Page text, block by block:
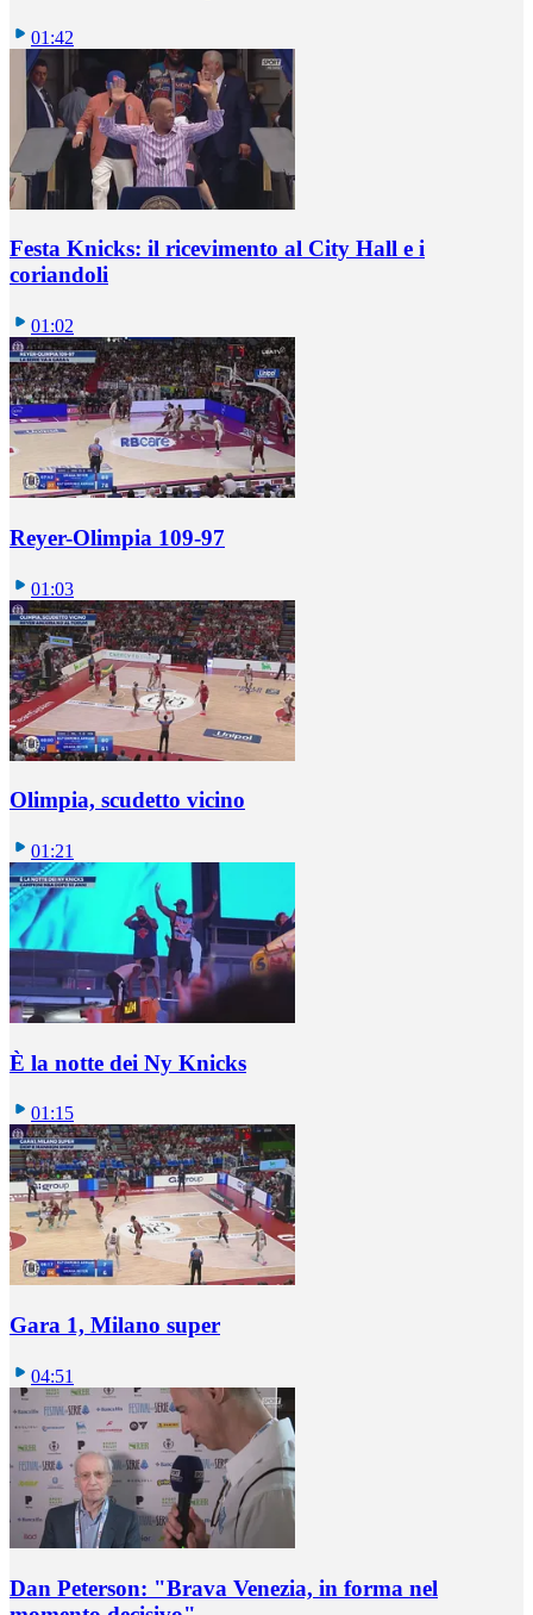
01:42
Festa Knicks: il ricevimento al City Hall e i
coriandoli
01:02
Reyer-Olimpia 109-97
01:03
Olimpia, scudetto vicino
01:21
È la notte dei Ny Knicks
01:15
Gara 1, Milano super
04:51
Dan Peterson: "Brava Venezia, in forma nel